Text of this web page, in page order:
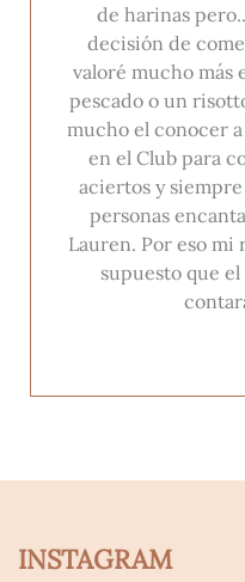
de harinas
decisión de
valoré mucho más
pescado o un
mucho el conocer
en el Club para
aciertos y
personas
Lauren. Por eso
supuesto que
INSTAGRAM